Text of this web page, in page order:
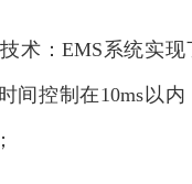
术：EMS系统实
间控制在10ms以